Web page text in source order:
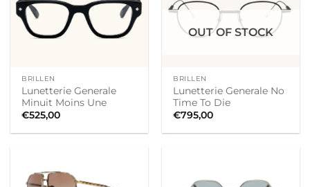
BRILLEN
Lunetterie Generale
Minuit Moins Une
€525,00
OUT OF STOCK
BRILLEN
Lunetterie Generale No
Time To Die
€795,00